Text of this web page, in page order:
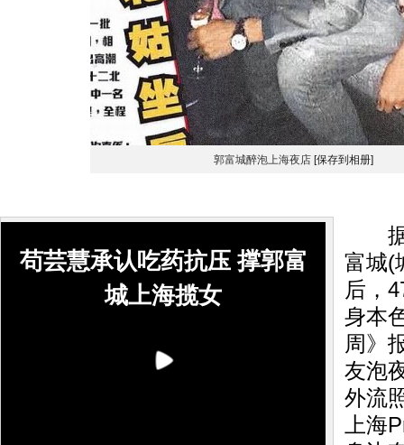
郭富城醉泡上海夜店 [保存到相册]
苟芸慧承认吃药抗压 撑郭富
城上海揽女
据
富城(
后，
身本
周》
友泡
外流
上海